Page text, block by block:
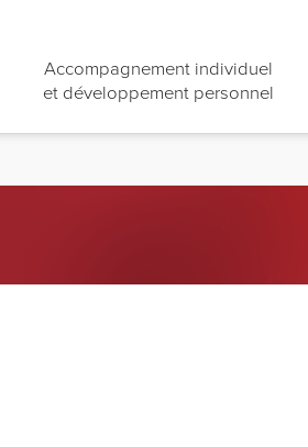
Accompagnement individuel
et développement personnel